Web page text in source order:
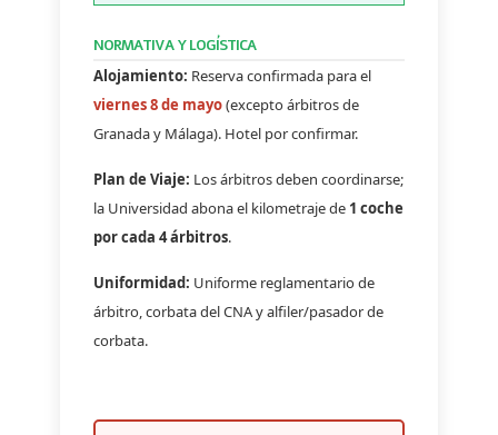
NORMATIVA Y LOGÍSTICA
Alojamiento: Reserva confirmada para el
viernes 8 de mayo(excepto árbitros de
Granada y Málaga). Hotel por confirmar.
Plan de Viaje: Los árbitros deben coordinarse;
la Universidad abona el kilometraje de 1 coche
por cada 4 árbitros.
Uniformidad: Uniforme reglamentario de
árbitro, corbata del CNA y alfiler/pasador de
corbata.